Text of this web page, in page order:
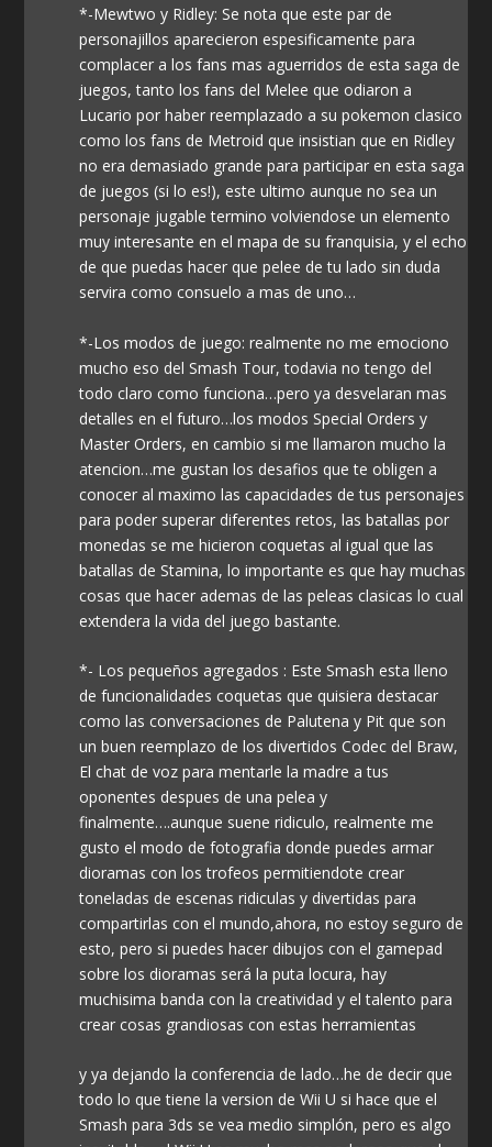
*-Mewtwo y Ridley: Se nota que este par de
personajillos aparecieron espesificamente para
complacer a los fans mas aguerridos de esta saga de
juegos, tanto los fans del Melee que odiaron a
Lucario por haber reemplazado a su pokemon clasico
como los fans de Metroid que insistian que en Ridley
no era demasiado grande para participar en esta saga
de juegos (si lo es!), este ultimo aunque no sea un
personaje jugable termino volviendose un elemento
muy interesante en el mapa de su franquisia, y el echo
de que puedas hacer que pelee de tu lado sin duda
servira como consuelo a mas de uno…
*-Los modos de juego: realmente no me emociono
mucho eso del Smash Tour, todavia no tengo del
todo claro como funciona…pero ya desvelaran mas
detalles en el futuro…los modos Special Orders y
Master Orders, en cambio si me llamaron mucho la
atencion…me gustan los desafios que te obligen a
conocer al maximo las capacidades de tus personajes
para poder superar diferentes retos, las batallas por
monedas se me hicieron coquetas al igual que las
batallas de Stamina, lo importante es que hay muchas
cosas que hacer ademas de las peleas clasicas lo cual
extendera la vida del juego bastante.
*- Los pequeños agregados : Este Smash esta lleno
de funcionalidades coquetas que quisiera destacar
como las conversaciones de Palutena y Pit que son
un buen reemplazo de los divertidos Codec del Braw,
El chat de voz para mentarle la madre a tus
oponentes despues de una pelea y
finalmente….aunque suene ridiculo, realmente me
gusto el modo de fotografia donde puedes armar
dioramas con los trofeos permitiendote crear
toneladas de escenas ridiculas y divertidas para
compartirlas con el mundo,ahora, no estoy seguro de
esto, pero si puedes hacer dibujos con el gamepad
sobre los dioramas será la puta locura, hay
muchisima banda con la creatividad y el talento para
crear cosas grandiosas con estas herramientas
y ya dejando la conferencia de lado…he de decir que
todo lo que tiene la version de Wii U si hace que el
Smash para 3ds se vea medio simplón, pero es algo